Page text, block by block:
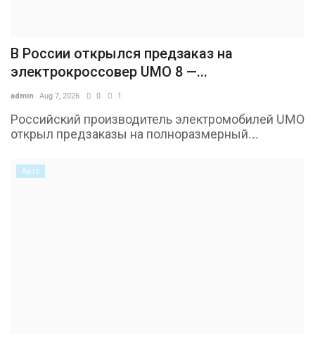
В России открылся предзаказ на
электрокроссовер UMO 8 —...
admin Aug 7, 2026 0 1
Российский производитель электромобилей UMO
открыл предзаказы на полноразмерный...
Авто